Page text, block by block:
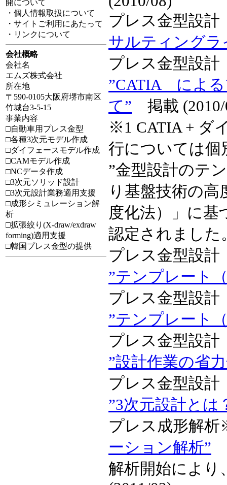
開について
・個人情報取扱について
・サイトご利用にあたって
・リンクについて
会社概略
会社名
エムズ株式会社
所在地
〒590-0105大阪府堺市南区
竹城台3-5-15
事業内容
□自動車用プレス金型
□各種3次元モデル作成
□ダイフェースモデル作成
□CAMモデル作成
□NCデータ作成
□3次元ソリッド設計
□3次元設計業務適用支援
□成形シミュレーション解
析
□拡張絞り(X-draw/exdraw
forming)適用支援
□韓国プレス金型の提供
プレス金型設
サルティングラ
プレス金型設
”CATIA による
て” 掲載
※1 CATIA + ダ
行については個
”金型設計のテ
り基盤技術の
度化法）」に基
認定されました
プレス金型設
”テンプレート
プレス金型設
”テンプレート
プレス金型設
”設計作業の省
プレス金型設
”3次元設計とは
プレス成形解
ーション解析”
解析開始により